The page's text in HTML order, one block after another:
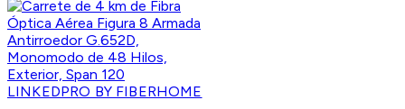
LINKEDPRO BY FIBERHOME